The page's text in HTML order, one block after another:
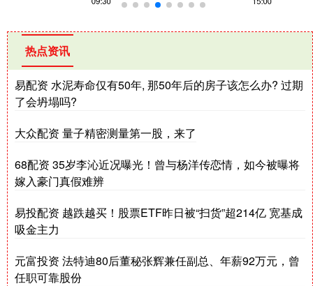
热点资讯
易配资 水泥寿命仅有50年, 那50年后的房子该怎么办? 过期
了会坍塌吗?
大众配资 量子精密测量第一股，来了
68配资 35岁李沁近况曝光！曾与杨洋传恋情，如今被曝将
嫁入豪门真假难辨
易投配资 越跌越买！股票ETF昨日被“扫货”超214亿 宽基成
吸金主力
元富投资 法特迪80后董秘张辉兼任副总、年薪92万元，曾
任职可靠股份